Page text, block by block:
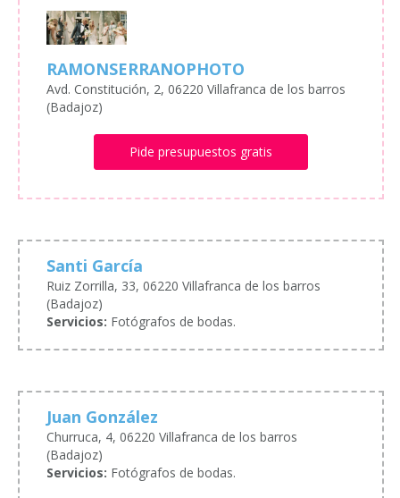
RAMONSERRANOPHOTO
Avd. Constitución, 2, 06220 Villafranca de los barros
(Badajoz)
Pide presupuestos gratis
Santi García
Ruiz Zorrilla, 33, 06220 Villafranca de los barros
(Badajoz)
Servicios: Fotógrafos de bodas.
Juan González
Churruca, 4, 06220 Villafranca de los barros
(Badajoz)
Servicios: Fotógrafos de bodas.